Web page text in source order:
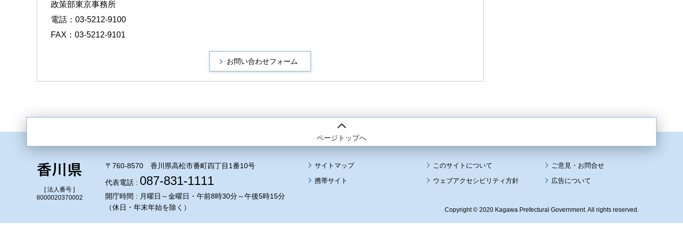
政策部東京事務所
電話：03-5212-9100
FAX：03-5212-9101
ページトップへ
[ 法人番号 ]
8000020370002
〒760-8570 香川県高松市番町四丁目1番10号
代表電話 : 087-831-1111
開庁時間 : 月曜日～金曜日・午前8時30分～午後5時15分
（休日・年末年始を除く）
サイトマップ
このサイトについて
携帯サイト
ウェブアクセシビリティ方針 広告について
Copyright © 2020 Kagawa Prefectural Government. All rights reserved.